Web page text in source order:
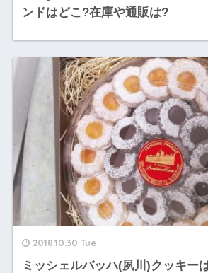
ンドはどこ?在庫や通販は?
2018.10.30 Tue
ミッシェルバッハ(夙川)クッキー